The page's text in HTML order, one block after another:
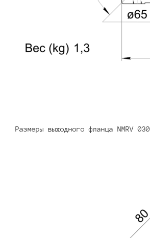
Размеры выходного фланца NMRV 030